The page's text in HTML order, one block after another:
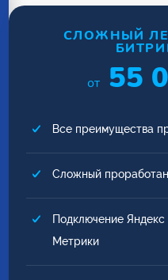
СЛОЖНЫЙ
от 55
Все преимущества
Сложный
Подключение
Метрики